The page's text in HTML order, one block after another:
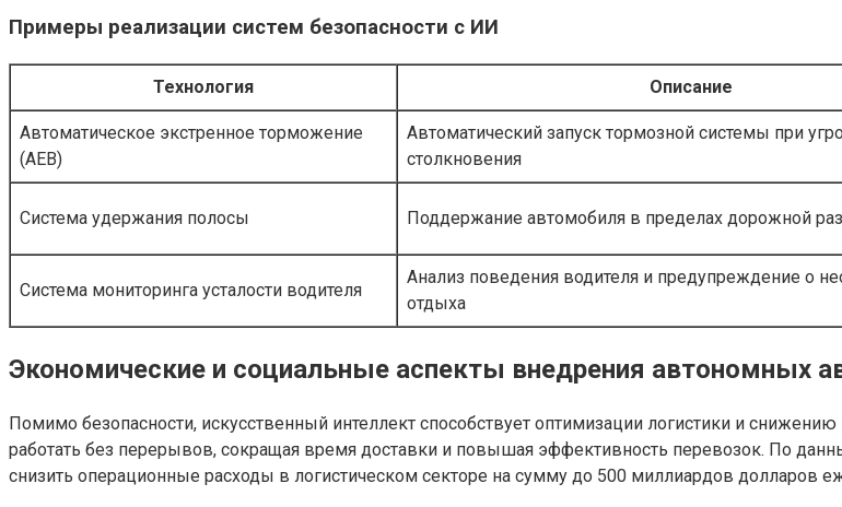
Примеры реализации систем безопасности с ИИ
Технология Описание
Автоматическое экстренное торможение
(AEB)
Автоматический запуск тормозной системы при
столкновения
Система удержания полосы Поддержание автомобиля в пределах дорожной
Система мониторинга усталости водителя
Анализ поведения водителя и предупреждение о
отдыха
Экономические и социальные аспекты внедрения автономных
Помимо безопасности, искусственный интеллект способствует оптимизации логистики и
работать без перерывов, сокращая время доставки и повышая эффективность перевозок. По
снизить операционные расходы в логистическом секторе на сумму до 500 миллиардов долларов